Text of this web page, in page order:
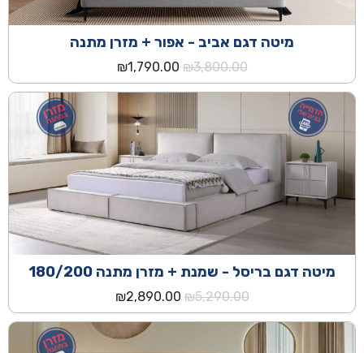
מיטה דגם אביב - אפור + מזרן מתנה
₪3,800.00
המחיר
המקורי
היה:
₪3,800.00.
₪1,790.00
הנוכחי
הוא:
₪1,790.00.
מיטה דגם בריסל - שמנת + מזרן מתנה 180/200
₪5,290.00
המחיר
המקורי
היה:
₪5,290.00.
₪2,890.00
הנוכחי
הוא:
₪2,890.00.